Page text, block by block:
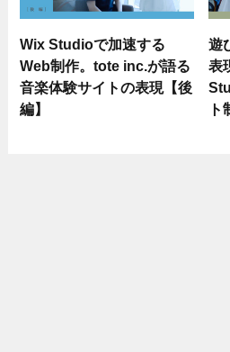
Wix Studioで加速する
Web制作。tote inc.が語る
音楽体験サイトの表現【後
編】
遊
表
ト